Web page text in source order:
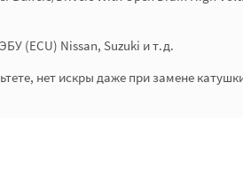
(ECU) Nissan, Suzuki и т.д.
нет искры даже при замене